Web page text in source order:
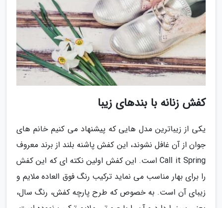
کفش زنانه با بندهای زیبا
یکی از زیباترین مدل هایی که پیشنهاد می کنیم خانم های
جوان از آن غافل نشوند، این کفش پاشنه بلند از برند معروف
Call it Spring است. این کفش اولین نکته ای که این کفش
را برای بهار مناسب می نماید ترکیب رنگ فوق العاده ملایم و
زیبای آن است. به خصوص که طرح پارچه کفش، رنگ سال،